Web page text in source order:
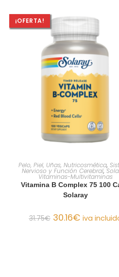
¡OFERTA!
AÑADIR AL CARRITO
Pelo, Piel, Uñas, Nutricosmética,
Nervioso y Función Cerebral,
Vitaminas-Multivitaminas
Vitamina B Complex 75 100
Solaray
31.75€ 30.16€ iva